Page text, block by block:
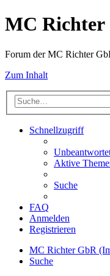
MC Richter
Forum der MC Richter
Zum Inhalt
Schnellzugriff
Aktive
Suche
FAQ
Anmelden
Registrieren
MC Richter GbR
Suche